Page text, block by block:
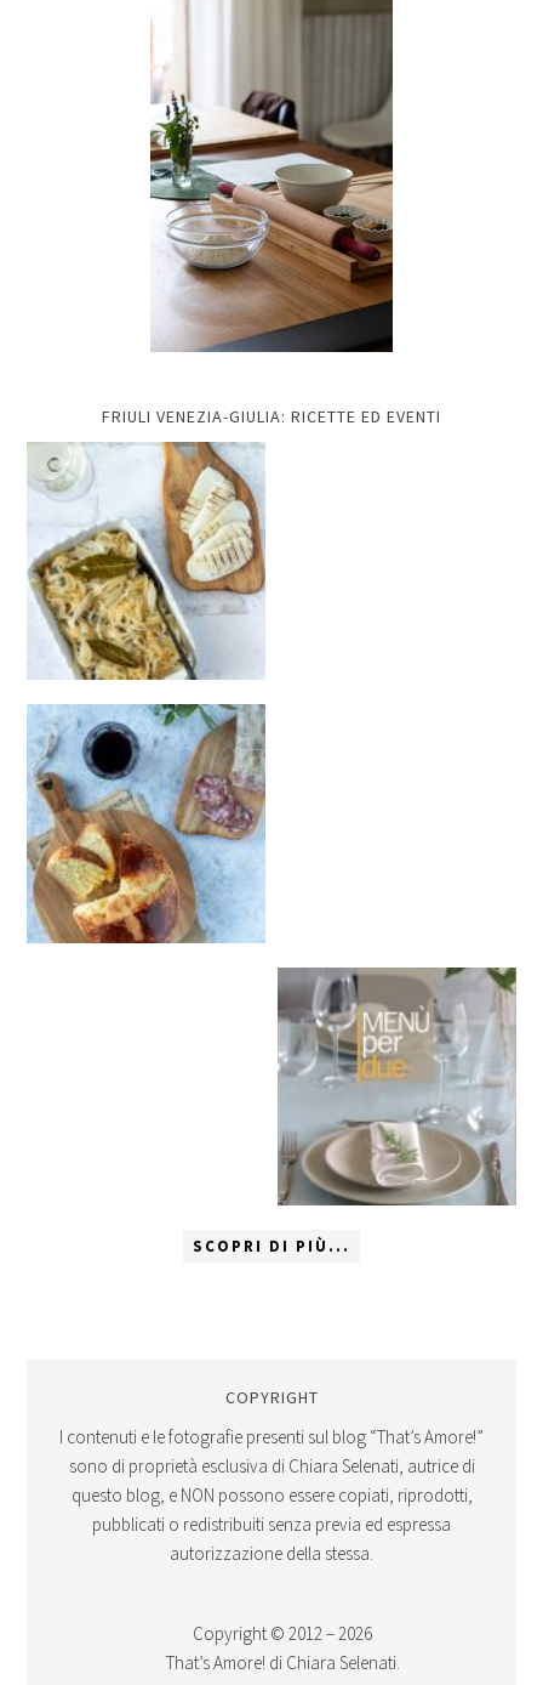
FRIULI VENEZIA-GIULIA: RICETTE ED EVENTI
SCOPRI DI PIÙ...
COPYRIGHT
I contenuti e le fotografie presenti sul blog “That’s Amore!”
sono di proprietà esclusiva di Chiara Selenati, autrice di
questo blog, e NON possono essere copiati, riprodotti,
pubblicati o redistribuiti senza previa ed espressa
autorizzazione della stessa.
Copyright © 2012 – 2026
That’s Amore! di Chiara Selenati.